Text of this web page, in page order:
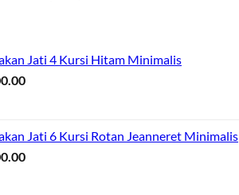
Jati 4 Kursi Hitam Minimalis
Jati 6 Kursi Rotan Jeanneret Minimalis